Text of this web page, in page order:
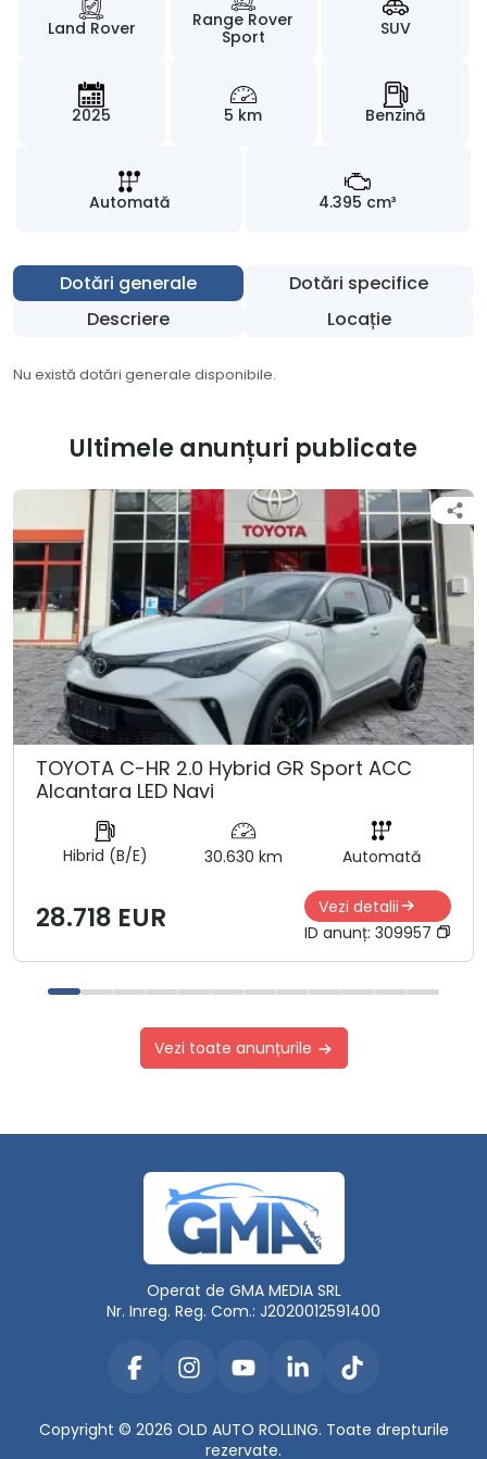
Land Rover
Range Rover
Sport
SUV
2025 5 km Benzină
Automată 4.395 cm³
Dotări generale
Dotări specifice
Descriere
Locație
Nu există dotări generale disponibile.
Ultimele anunțuri publicate
TOYOTA C-HR 2.0 Hybrid GR Sport ACC
Alcantara LED Navi
Hibrid (B/E) 30.630 km Automată
28.718 EUR
Vezi detalii
ID anunț: 309957
Vezi toate anunțurile
Operat de GMA MEDIA SRL
Nr. Inreg. Reg. Com.: J2020012591400
Copyright © 2026 OLD AUTO ROLLING. Toate drepturile
rezervate.